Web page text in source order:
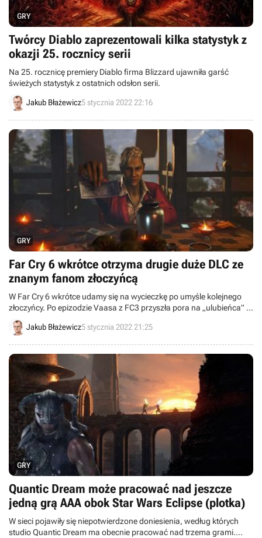
GRY
Twórcy Diablo zaprezentowali kilka statystyk z
okazji 25. rocznicy serii
Na 25. rocznicę premiery Diablo firma Blizzard ujawniła garść
świeżych statystyk z ostatnich odsłon serii.
Jakub Błażewicz5 stycznia 2022 22:16
GRY
Far Cry 6 wkrótce otrzyma drugie duże DLC ze
znanym fanom złoczyńcą
W Far Cry 6 wkrótce udamy się na wycieczkę po umyśle kolejnego
złoczyńcy. Po epizodzie Vaasa z FC3 przyszła pora na „ulubieńca” z
czwartej odsłony cyklu.
Jakub Błażewicz5 stycznia 2022 21:25
GRY
Quantic Dream może pracować nad jeszcze
jedną grą AAA obok Star Wars Eclipse (plotka)
W sieci pojawiły się niepotwierdzone doniesienia, według których
studio Quantic Dream ma obecnie pracować nad trzema grami.